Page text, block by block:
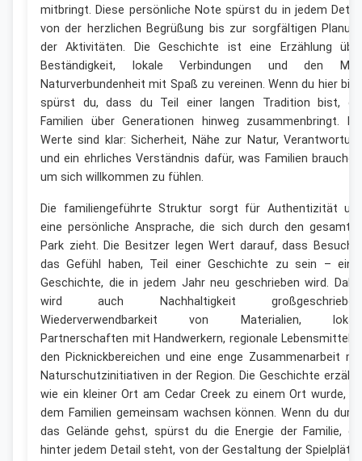
mitbringt. Diese persönliche Note spürst du in jedem
von der herzlichen Begrüßung bis zur sorgfältigen
der Aktivitäten. Die Geschichte ist eine Erzählung
Beständigkeit, lokale Verbindungen und den
Naturverbundenheit mit Spaß zu vereinen. Wenn du hier
spürst du, dass du Teil einer langen Tradition bist,
Familien über Generationen hinweg zusammenbringt.
Werte sind klar: Sicherheit, Nähe zur Natur,
und ein ehrliches Verständnis dafür, was Familien
um sich willkommen zu fühlen.
Die familiengeführte Struktur sorgt für Authentizität
eine persönliche Ansprache, die sich durch den
Park zieht. Die Besitzer legen Wert darauf, dass
das Gefühl haben, Teil einer Geschichte zu sein –
Geschichte, die in jedem Jahr neu geschrieben wird.
wird auch Nachhaltigkeit
Wiederverwendbarkeit von Materialien,
Partnerschaften mit Handwerkern, regionale Lebensmittel
den Picknickbereichen und eine enge Zusammenarbeit
Naturschutzinitiativen in der Region. Die Geschichte
wie ein kleiner Ort am Cedar Creek zu einem Ort wurde,
dem Familien gemeinsam wachsen können. Wenn du
das Gelände gehst, spürst du die Energie der Familie,
hinter jedem Detail steht, von der Gestaltung der